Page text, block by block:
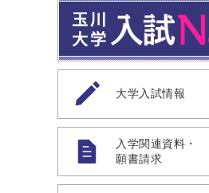
大学入試情報
入学関連資料・
願書請求